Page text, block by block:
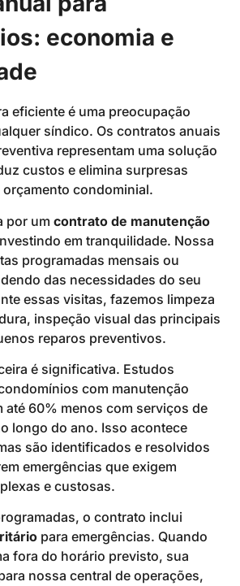
economia e
eficiente é uma preocupação
síndico. Os contratos anuais
representam uma solução
custos e elimina surpresas
condominial.
por um contrato de manutenção
em tranquilidade. Nossa
programadas mensais ou
das necessidades do seu
essas visitas, fazemos limpeza
inspeção visual das principais
reparos preventivos.
é significativa. Estudos
com manutenção
até 60% menos com serviços de
longo do ano. Isso acontece
são identificados e resolvidos
emergências que exigem
e custosas.
o contrato inclui
para emergências. Quando
fora do horário previsto, sua
nossa central de operações,